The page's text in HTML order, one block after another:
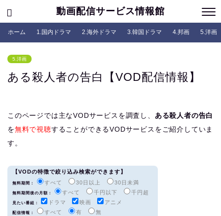
動画配信サービス情報館
ホーム 1.国内ドラマ 2.海外ドラマ 3.韓国ドラマ 4.邦画 5.洋画
5.洋画
ある殺人者の告白【VOD配信情報】
このページでは主なVODサービスを調査し、 ある殺人者の告白
を無料で視聴することができるVODサービスをご紹介していま
す。
【VODの特徴で絞り込み検索ができます】
無料期間： すべて 30日以上 30日未満
無料期間後の月額： すべて 千円以下 千円超
見たい番組： ドラマ 映画 アニメ
配信情報： すべて 有 無